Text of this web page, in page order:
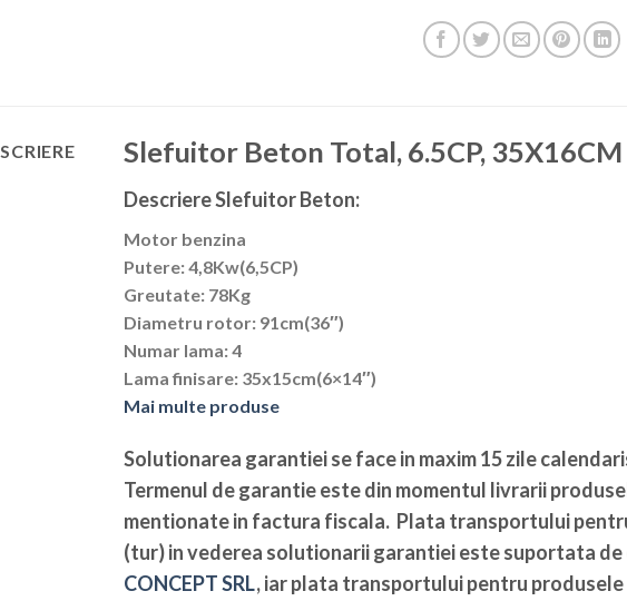
Slefuitor Beton Total, 6.5CP, 35X16CM
Descriere Slefuitor Beton:
Motor benzina
Putere: 4,8Kw(6,5CP)
Greutate: 78Kg
Diametru rotor: 91cm(36″)
Numar lama: 4
Lama finisare: 35x15cm(6×14″)
Mai multe produse
Solutionarea garantiei se face in maxim 15 zile
Termenul de garantie este din momentul livrarii
mentionate in factura fiscala. Plata transportului
(tur) in vederea solutionarii garantiei este suportata
CONCEPT SRL, iar plata transportului pentru